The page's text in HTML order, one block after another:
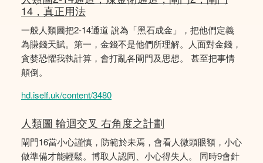
14，真正用法
一般人類圖把2-14通道 說為「黑石成金」，把他們定義
為賺錢天賦。第一，金錢不是他們所理解。人面對金錢，
貪婪恐懼我執計算，會打亂各閘門及思想。 甚至把事情
顛倒。
hd.iself.uk/content/3480
人類圖 輪迴交叉 右角度之計劃
閘門16當小心謹慎，防範於未焉，會看人微頭眼額，小心
做準備才能輕鬆。博取人認同、小心得失人。 同時9會針